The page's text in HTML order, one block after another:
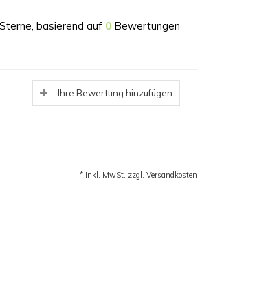
Sterne, basierend auf 0 Bewertungen
Ihre Bewertung hinzufügen
* Inkl. MwSt. zzgl. Versandkosten